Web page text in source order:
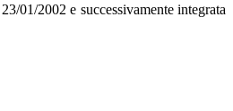
01/2002 e successivamente integrata